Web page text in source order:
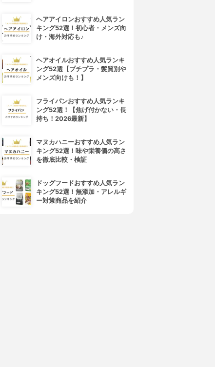
4位
ヘアアイロンおすすめ人気ラン
キング52選！初心者・メンズ向
け・海外対応も♪
ヘアオイルおすすめ人気ランキ
ング52選【プチプラ・髪質別や
メンズ向けも！】
フライパンおすすめ人気ランキ
ング52選！【焦げ付かない・長
持ち！2026最新】
マヌカハニーおすすめ人気ラン
キング52選！味や栄養価の高さ
を徹底比較・検証
ドッグフードおすすめ人気ラン
キング52選！無添加・アレルギ
ー対策商品を紹介